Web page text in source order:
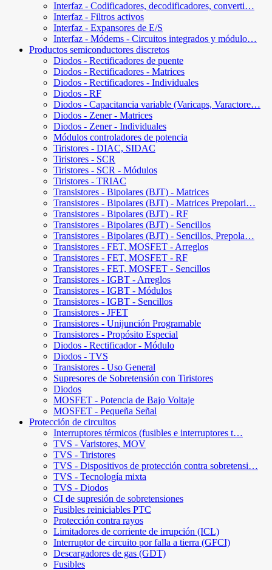
Interfaz - Codificadores, decodificadores, converti…
Interfaz - Filtros activos
Interfaz - Expansores de E/S
Interfaz - Módems - Circuitos integrados y módulo…
Productos semiconductores discretos
Diodos - Rectificadores de puente
Diodos - Rectificadores - Matrices
Diodos - Rectificadores - Individuales
Diodos - RF
Diodos - Capacitancia variable (Varicaps, Varactore…
Diodos - Zener - Matrices
Diodos - Zener - Individuales
Módulos controladores de potencia
Tiristores - DIAC, SIDAC
Tiristores - SCR
Tiristores - SCR - Módulos
Tiristores - TRIAC
Transistores - Bipolares (BJT) - Matrices
Transistores - Bipolares (BJT) - Matrices Prepolari…
Transistores - Bipolares (BJT) - RF
Transistores - Bipolares (BJT) - Sencillos
Transistores - Bipolares (BJT) - Sencillos, Prepola…
Transistores - FET, MOSFET - Arreglos
Transistores - FET, MOSFET - RF
Transistores - FET, MOSFET - Sencillos
Transistores - IGBT - Arreglos
Transistores - IGBT - Módulos
Transistores - IGBT - Sencillos
Transistores - JFET
Transistores - Unijunción Programable
Transistores - Propósito Especial
Diodos - Rectificador - Módulo
Diodos - TVS
Transistores - Uso General
Supresores de Sobretensión con Tiristores
Diodos
MOSFET - Potencia de Bajo Voltaje
MOSFET - Pequeña Señal
Protección de circuitos
Interruptores térmicos (fusibles e interruptores t…
TVS - Varistores, MOV
TVS - Tiristores
TVS - Dispositivos de protección contra sobretensi…
TVS - Tecnología mixta
TVS - Diodos
CI de supresión de sobretensiones
Fusibles reiniciables PTC
Protección contra rayos
Limitadores de corriente de irrupción (ICL)
Interruptor de circuito por falla a tierra (GFCI)
Descargadores de gas (GDT)
Fusibles